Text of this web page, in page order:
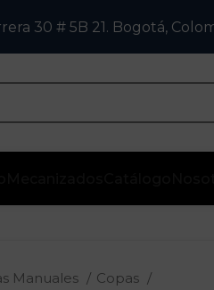
30 # 5B 21. Bogotá,
Manuales
Copas